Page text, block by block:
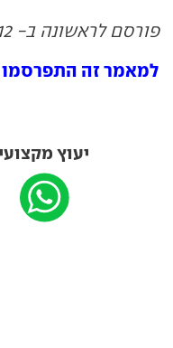
פורסם לראשונה ב- 05.10.12
למאמר זה התפרסמו 3 תגובות
יעוץ